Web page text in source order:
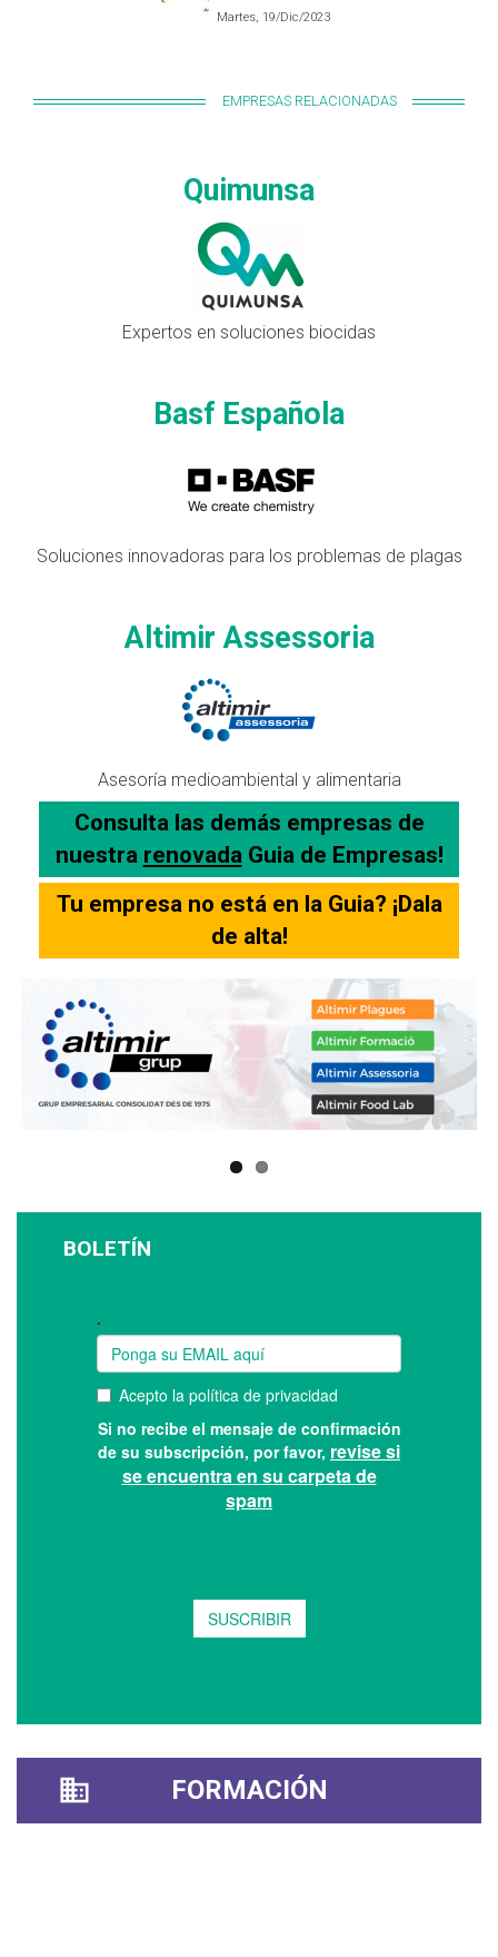
Martes, 19/Dic/2023
EMPRESAS RELACIONADAS
Quimunsa
Expertos en soluciones biocidas
Basf Española
Soluciones innovadoras para los problemas de plagas
Altimir Assessoria
Asesoría medioambiental y alimentaria
Consulta las demás empresas de
nuestra renovadaGuia de Empresas!
Tu empresa no está en la Guia? ¡Dala
de alta!
BOLETÍN
FORMACIÓN